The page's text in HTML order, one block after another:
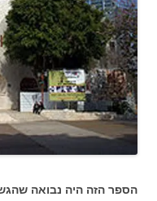
הספר הזה היה נבואה